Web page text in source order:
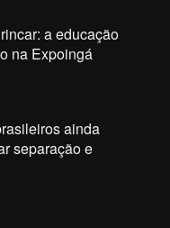
a educação
na Expoingá
ainda
separação e